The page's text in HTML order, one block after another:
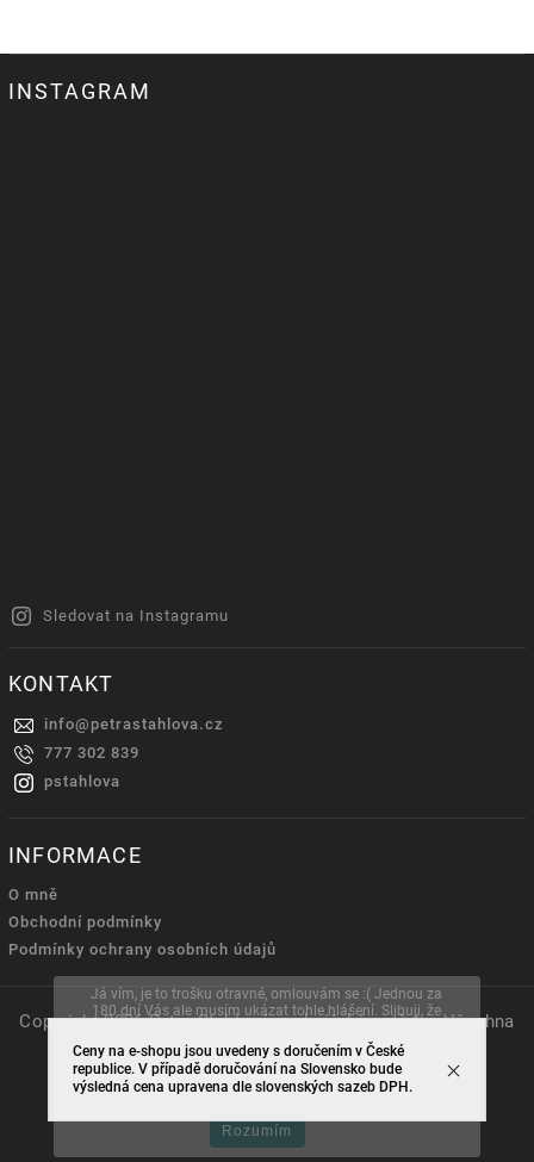
Já vím, je to trošku otravné, omlouvám se :( Jednou za
180 dní Vás ale musím ukázat tohle hlášení. Slibuji, že
nedostanete žádný nevyžádaný e-mail.
Tento web používá soubory cookie. Dalším procházením
tohoto webu vyjadřujete souhlas s jejich používáním.. Více
informacízde.
Rozumím
Ceny na e-shopu jsou uvedeny s doručením v České
republice. V případě doručování na Slovensko bude
výsledná cena upravena dle slovenských sazeb DPH.
INSTAGRAM
Sledovat na Instagramu
KONTAKT
info@petrastahlova.cz
777 302 839
pstahlova
INFORMACE
O mně
Obchodní podmínky
Podmínky ochrany osobních údajů
Copyright 2026Petra Stahlová - cukrářské potřeby. Všechna
práva vyhrazena.
VytvořilShoptet| DesignShoptak.cz.